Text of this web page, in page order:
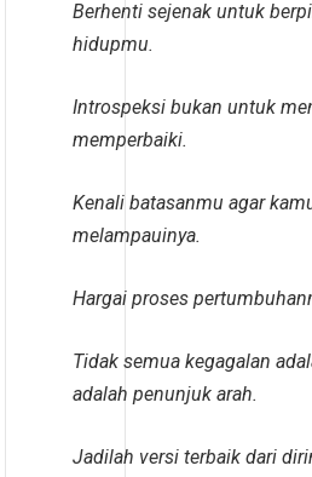
Berhenti sejenak untuk
hidupmu.
Introspeksi bukan untuk
memperbaiki.
Kenali batasanmu agar
melampauinya.
Hargai proses
Tidak semua kegagalan
adalah penunjuk arah.
Jadilah versi terbaik dari